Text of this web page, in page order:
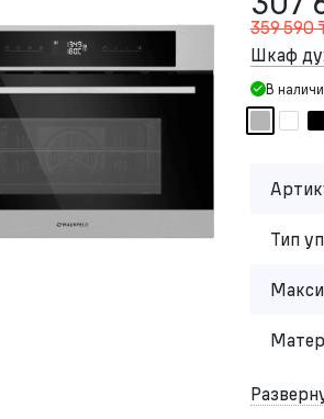
359 590
Шкаф
В
Тип